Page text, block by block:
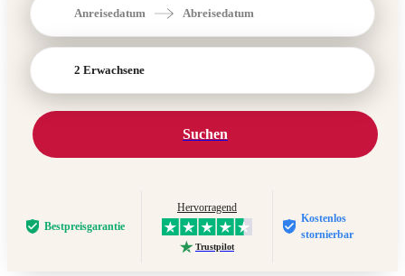
Anreisedatum Abreisedatum
2 Erwachsene
Suchen
Bestpreis­garantie
Hervorragend
Trustpilot
Kostenlos
stornierbar